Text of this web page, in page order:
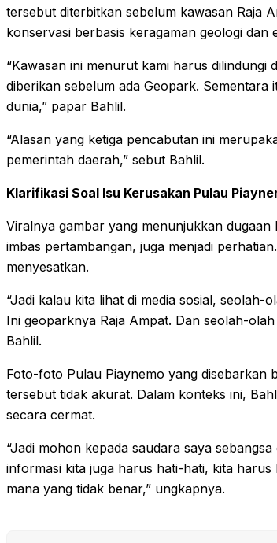
tersebut diterbitkan sebelum kawasan Raja
konservasi berbasis keragaman geologi dan
“Kawasan ini menurut kami harus dilindungi
diberikan sebelum ada Geopark. Sementara
dunia,” papar Bahlil.
“Alasan yang ketiga pencabutan ini
pemerintah daerah,” sebut Bahlil.
Klarifikasi Soal Isu Kerusakan Pulau
Viralnya gambar yang menunjukkan
imbas pertambangan, juga menjadi
menyesatkan.
“Jadi kalau kita lihat di media sosial, seolah-
Ini geoparknya Raja Ampat. Dan seolah-
Bahlil.
Foto-foto Pulau Piaynemo yang disebarkan
tersebut tidak akurat. Dalam konteks ini,
secara cermat.
“Jadi mohon kepada saudara saya
informasi kita juga harus hati-hati, kita
mana yang tidak benar,” ungkapnya.